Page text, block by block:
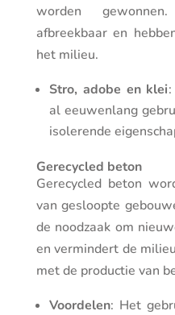
worden
afbreekbaar en
het milieu.
Stro, adobe en klei
al eeuwenlang
isolerende
Gerecycled beton
Gerecycled beton
van gesloopte
de noodzaak om
en vermindert de
met de productie van
Voordelen: Het